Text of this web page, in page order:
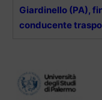
Giardinello (PA),
conducente